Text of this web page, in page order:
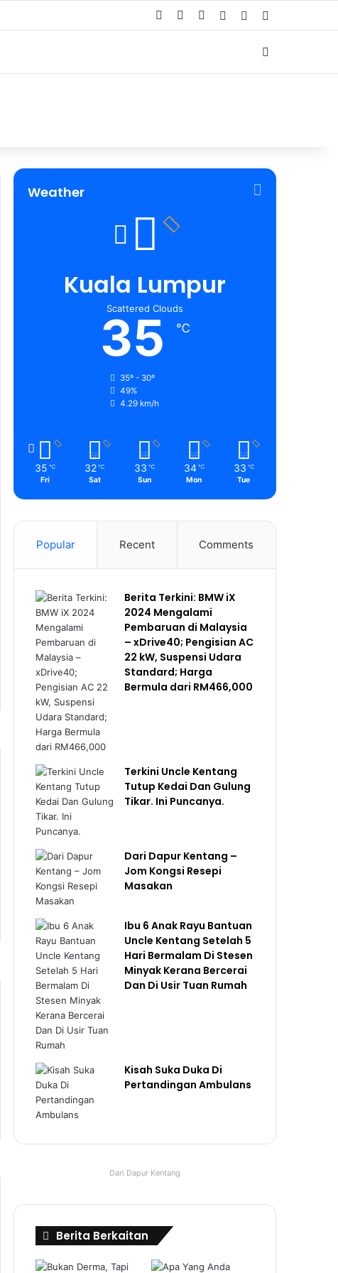
FacebookYouTube
TikTokLog InRandom Article
Weather
Kuala Lumpur
Scattered Clouds
35 ℃
35º - 30º
49%
4.29 km/h
35 ℃
Fri
32 ℃
Sat
33 ℃
Sun
34 ℃
Mon
33 ℃
Tue
Popular Recent Comments
Berita Terkini: BMW iX
2024 Mengalami
Pembaruan di Malaysia
– xDrive40; Pengisian AC
22 kW, Suspensi Udara
Standard; Harga
Bermula dari RM466,000
Terkini Uncle Kentang
Tutup Kedai Dan Gulung
Tikar. Ini Puncanya.
Dari Dapur Kentang –
Jom Kongsi Resepi
Masakan
Ibu 6 Anak Rayu Bantuan
Uncle Kentang Setelah 5
Hari Bermalam Di Stesen
Minyak Kerana Bercerai
Dan Di Usir Tuan Rumah
Kisah Suka Duka Di
Pertandingan Ambulans
Dari Dapur Kentang
Berita Berkaitan